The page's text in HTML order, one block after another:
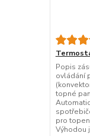
Popis
ovládání
topné
pro
Výhodou